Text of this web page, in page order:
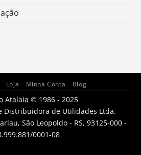
Loja Minha Conta Blog
Atalaia © 1986 - 2025
Distribuidora de Utilidades Ltda.
São Leopoldo - RS, 93125-000 -
0001-08